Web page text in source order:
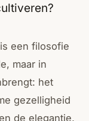
een filosofie
maar in
het
gezelligheid
de elegantie,